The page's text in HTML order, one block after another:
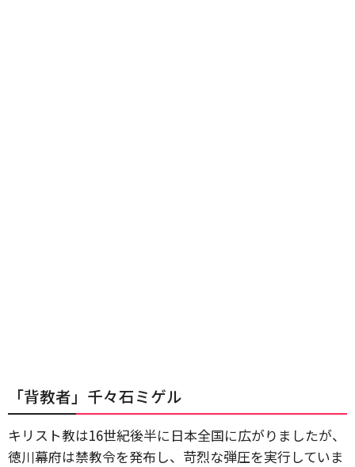
「背教者」千々石ミゲル
キリスト教は16世紀後半に日本全国に広がりましたが、
徳川幕府は禁教令を発布し、苛烈な弾圧を実行していま